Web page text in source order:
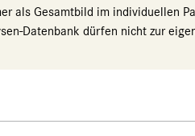
als Gesamtbild im individuellen
Datenbank dürfen nicht zur